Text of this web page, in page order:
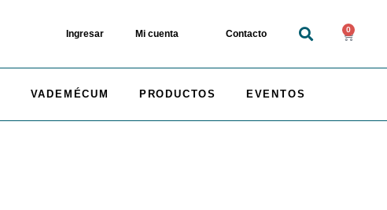
Ingresar Mi cuenta Contacto 0
VADEMÉCUM PRODUCTOS EVENTOS